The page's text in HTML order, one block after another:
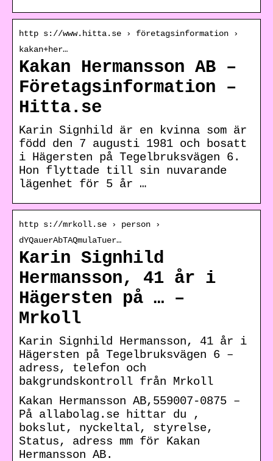
http s://www.hitta.se › företagsinformation ›
kakan+her…
Kakan Hermansson AB –
Företagsinformation –
Hitta.se
Karin Signhild är en kvinna som är
född den 7 augusti 1981 och bosatt
i Hägersten på Tegelbruksvägen 6.
Hon flyttade till sin nuvarande
lägenhet för 5 år …
http s://mrkoll.se › person ›
dYQauerAbTAQmulaTuer…
Karin Signhild
Hermansson, 41 år i
Hägersten på … –
Mrkoll
Karin Signhild Hermansson, 41 år i
Hägersten på Tegelbruksvägen 6 –
adress, telefon och
bakgrundskontroll från Mrkoll
Kakan Hermansson AB,559007-0875 –
På allabolag.se hittar du ,
bokslut, nyckeltal, styrelse,
Status, adress mm för Kakan
Hermansson AB.